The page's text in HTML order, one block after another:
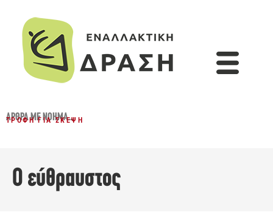
ΆΡΘΡΑ ΜΕ ΝΌΗΜΑ...
ΤΡΟΦΉ ΓΙΑ ΣΚΈΨΗ
Ο εύθραυστος